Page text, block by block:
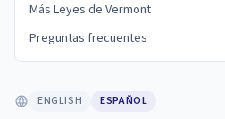
Más Leyes de Vermont
Preguntas frecuentes
ENGLISH ESPAÑOL